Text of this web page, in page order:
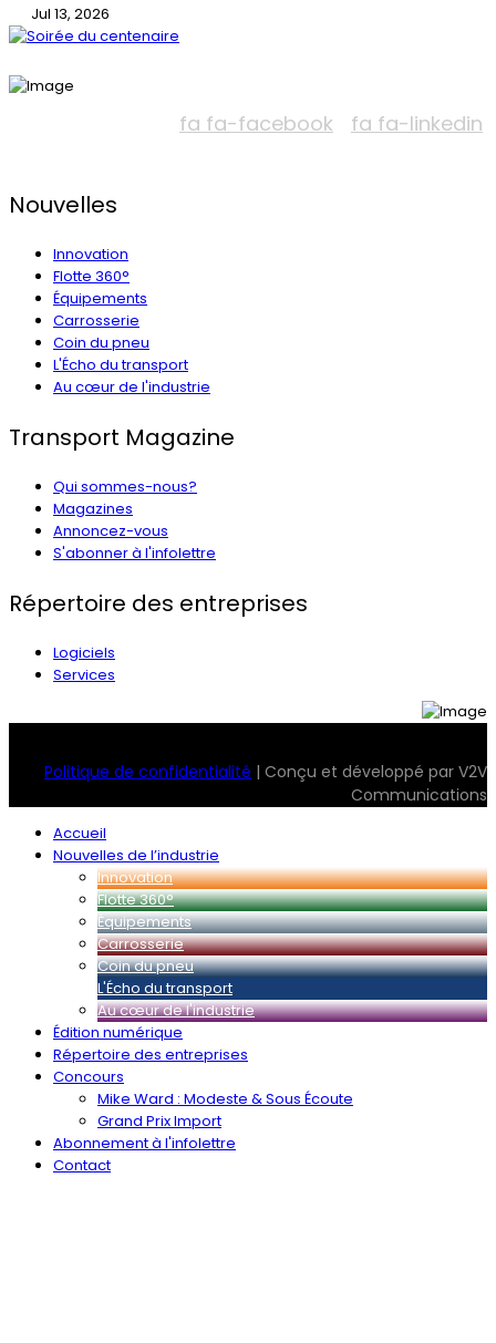
Jul 13, 2026
fa fa-facebook fa fa-linkedin
Nouvelles
Innovation
Flotte 360°
Équipements
Carrosserie
Coin du pneu
L'Écho du transport
Au cœur de l'industrie
Transport Magazine
Qui sommes-nous?
Magazines
Annoncez-vous
S'abonner à l'infolettre
Répertoire des entreprises
Logiciels
Services
Politique de confidentialité | Conçu et développé par V2V
Communications
Accueil
Nouvelles de l’industrie
Innovation
Flotte 360°
Équipements
Carrosserie
Coin du pneu
L'Écho du transport
Au cœur de l'industrie
Édition numérique
Répertoire des entreprises
Concours
Mike Ward : Modeste & Sous Écoute
Grand Prix Import
Abonnement à l'infolettre
Contact